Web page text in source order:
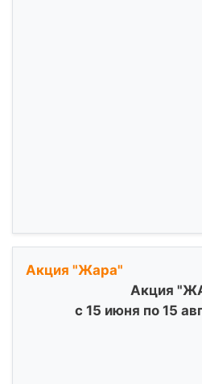
Акция "Жара"
Акция
с 15 июня по 15